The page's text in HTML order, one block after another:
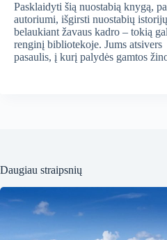
Pasklaidyti šią nuostabią knygą,
autoriumi, išgirsti nuostabių
belaukiant žavaus kadro – tokią
renginį bibliotekoje. Jums
pasaulis, į kurį palydės gamtos
Daugiau straipsnių